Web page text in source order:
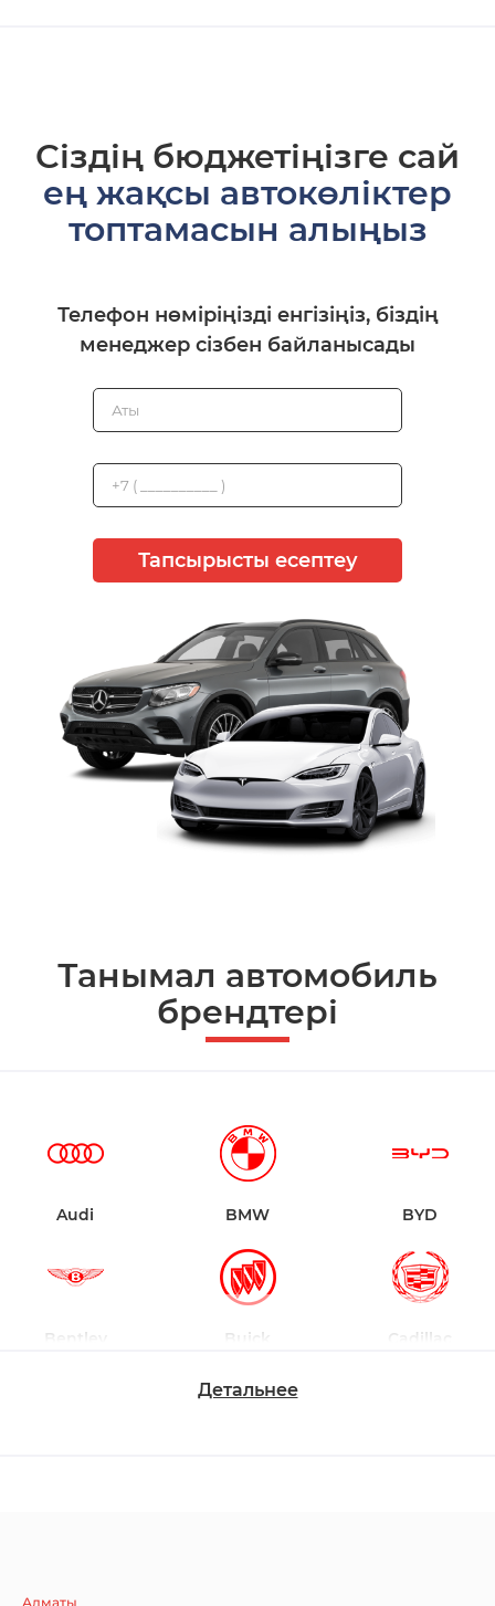
Сіздің бюджетіңізге сай
ең жақсы автокөліктер
топтамасын алыңыз
Телефон нөміріңізді енгізіңіз, біздің
менеджер сізбен байланысады
Тапсырысты есептеу
Танымал автомобиль
брендтері
Audi BMW BYD
Bentley Buick Cadillac
Детальнее
Алматы